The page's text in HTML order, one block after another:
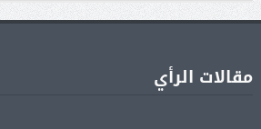
مقالات الرأي